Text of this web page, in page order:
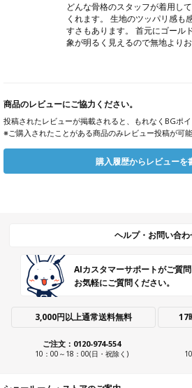
どんな骨格のスタッフが着用し
くれます。 生地のツッパリ感も
すさもあります。 首元にゴール
象が明るく見えるので無地よりお
商品のレビューにご協力ください。
投稿されたレビューが掲載されると、もれなくBGポ
※ご購入されたことがある商品のみレビュー投稿が可能
購入履歴からレビューを
ヘルプ・お問い合わ
AIカスタマーサポートがご質問
お気軽にご質問ください。
3,000円以上通常送料無料 17
ご注文：0120-974-554
10：00～18：00(日・祝除く)